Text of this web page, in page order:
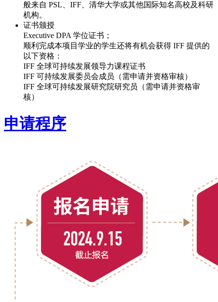
择一名中方教授或一名外方教授作为论文博导，博导一
般来自 PSL、IFF、清华大学或其他国际知名高校及科研
机构。
证书颁授
Executive DPA 学位证书；
顺利完成本项目学业的学生还将有机会获得 IFF 提供的
以下资格：
IFF 全球可持续发展领导力课程证书
IFF 可持续发展委员会成员（需申请并资格审核）
IFF 全球可持续发展研究院研究员（需申请并资格审
申请程序